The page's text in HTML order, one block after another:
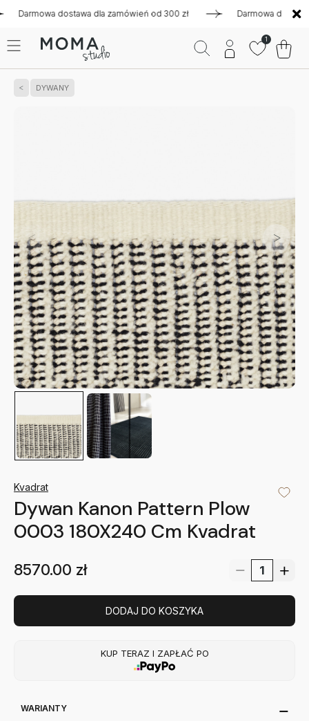
dostawa dla zamówień od 300 zł Darmowa dostawa dla
1
DYWANY
Kvadrat
Dywan Kanon Pattern Plow
0003 180X240 Cm Kvadrat
8570.00 zł
DODAJ DO KOSZYKA
KUP TERAZ I ZAPŁAĆ PO
WARIANTY